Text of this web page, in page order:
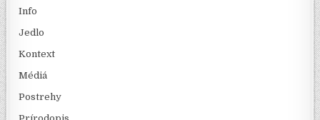
Info
Jedlo
Kontext
Médiá
Postrehy